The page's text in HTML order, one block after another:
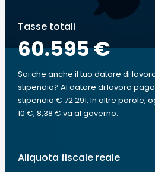
Tasse totali
60.595 €
Sai che anche il tuo datore di
stipendio? Al datore di lavoro paga
stipendio € 72 291. In altre parole,
10 €, 8,38 € va al governo.
Aliquota fiscale reale